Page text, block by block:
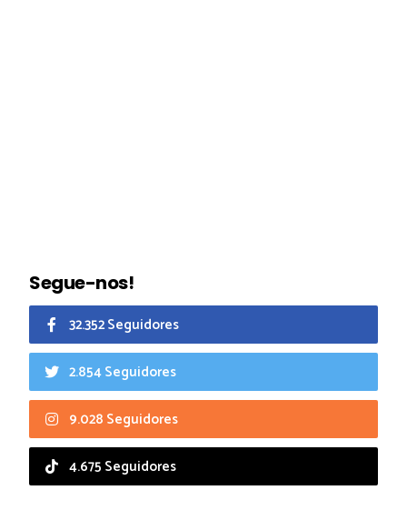
Segue-nos!
32.352 Seguidores
2.854 Seguidores
9.028 Seguidores
4.675 Seguidores